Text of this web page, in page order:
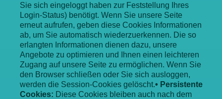
Sie sich eingeloggt haben zur Feststellung Ihres
Login-Status) benötigt. Wenn Sie unsere Seite
erneut aufrufen, geben diese Cookies Informationen
ab, um Sie automatisch wiederzuerkennen. Die so
erlangten Informationen dienen dazu, unsere
Angebote zu optimieren und Ihnen einen leichteren
Zugang auf unsere Seite zu ermöglichen. Wenn Sie
den Browser schließen oder Sie sich ausloggen,
werden die Session-Cookies gelöscht.• Persistente
Cookies: Diese Cookies bleiben auch nach dem